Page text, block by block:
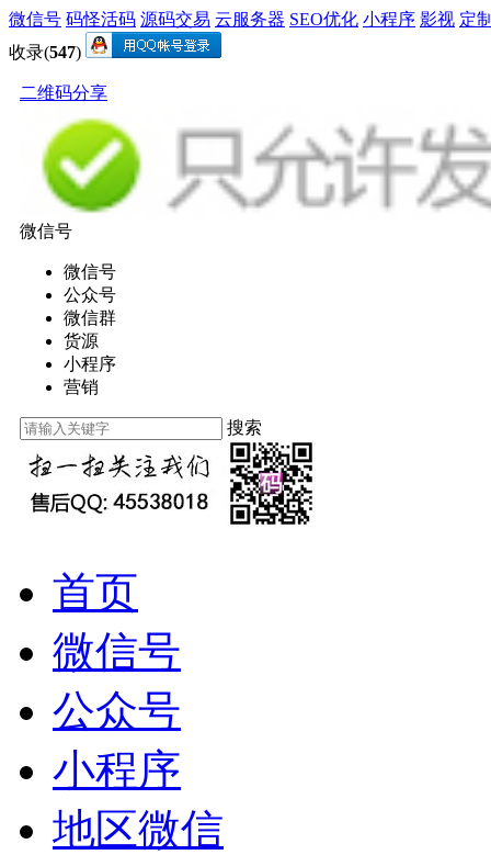
微信号 码怪活码 源码交易 云服务器 SEO优化 小程序 影视 定
收录(547)
二维码分享
微信号
微信号
公众号
微信群
货源
小程序
营销
搜索
首页
微信号
公众号
小程序
地区微信